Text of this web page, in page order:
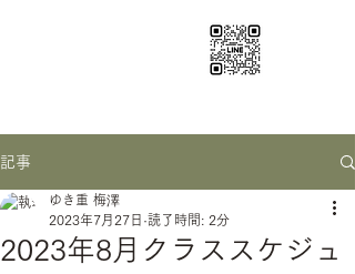
記事
2023年8月クラススケジュ
ゆき重 梅澤
2023年7月27日 読了時間: 2分